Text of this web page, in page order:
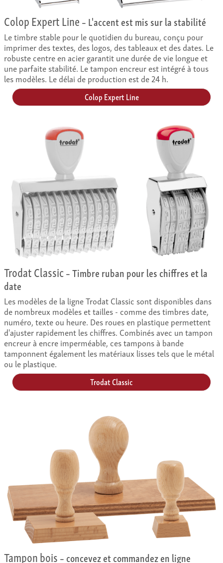
Colop Expert Line– L'accent est mis sur la stabilité
Le timbre stable pour le quotidien du bureau, conçu pour
imprimer des textes, des logos, des tableaux et des dates. Le
robuste centre en acier garantit une durée de vie longue et
une parfaite stabilité. Le tampon encreur est intégré à tous
les modèles. Le délai de production est de 24 h.
Colop Expert Line
Trodat Classic– Timbre ruban pour les chiffres et la
date
Les modèles de la ligne Trodat Classic sont disponibles dans
de nombreux modèles et tailles - comme des timbres date,
numéro, texte ou heure. Des roues en plastique permettent
d'ajuster rapidement les chiffres. Combinés avec un tampon
encreur à encre imperméable, ces tampons à bande
tamponnent également les matériaux lisses tels que le métal
ou le plastique.
Trodat Classic
Tampon bois– concevez et commandez en ligne